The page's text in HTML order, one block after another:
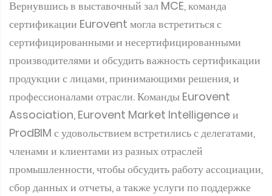
вопросы аудитории. Коктейль после семинара
поддержал дискуссию и предоставил время для
общения с коллегами-профессионалами.
Вернувшись в выставочный зал MCE, команда
сертификации Eurovent могла встретиться с
сертифицированными и несертифицированными
производителями и обсудить важность сертификации
продукции с лицами, принимающими решения, и
профессионалами отрасли. Команды Eurovent
Association, Eurovent Market Intelligence и